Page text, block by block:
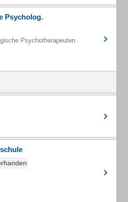
Psycholog.
Psychotherapeuten